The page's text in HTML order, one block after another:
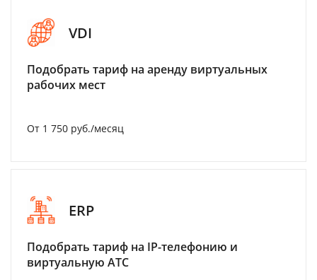
VDI
Подобрать тариф на аренду виртуальных
рабочих мест
От 1 750 руб./месяц
ERP
Подобрать тариф на IP-телефонию и
виртуальную АТС